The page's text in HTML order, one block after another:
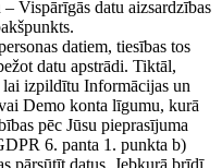
Vispārīgās datu aizsardzības
datiem, tiesības tos
datu apstrādi. Tiktāl,
lai izpildītu Informācijas un
Demo konta līgumu, kurā
pēc Jūsu pieprasījuma
6. panta 1. punkta b)
pārsūtīt datus. Jebkurā brīdī